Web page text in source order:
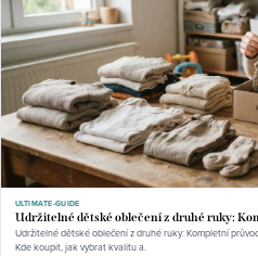
ULTIMATE-GUIDE
Udržitelné dětské oblečení z druhé ruky:
Udržitelné dětské oblečení z druhé ruky: Kompletní
Kde koupit, jak vybrat kvalitu a.